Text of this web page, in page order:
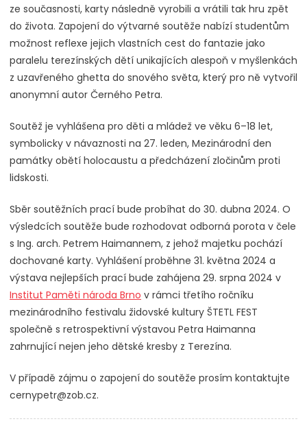
ze současnosti, karty následně vyrobili a vrátili tak hru zpět
do života. Zapojení do výtvarné soutěže nabízí studentům
možnost reflexe jejich vlastních cest do fantazie jako
paralelu terezínských dětí unikajících alespoň v myšlenkách
z uzavřeného ghetta do snového světa, který pro ně vytvořil
anonymní autor Černého Petra.
Soutěž je vyhlášena pro děti a mládež ve věku 6–18 let,
symbolicky v návaznosti na 27. leden, Mezinárodní den
památky obětí holocaustu a předcházení zločinům proti
lidskosti.
Sběr soutěžních prací bude probíhat do 30. dubna 2024. O
výsledcích soutěže bude rozhodovat odborná porota v čele
s Ing. arch. Petrem Haimannem, z jehož majetku pochází
dochované karty. Vyhlášení proběhne 31. května 2024 a
výstava nejlepších prací bude zahájena 29. srpna 2024 v
Institut Paměti národa Brno v rámci třetího ročníku
mezinárodního festivalu židovské kultury ŠTETL FEST
společně s retrospektivní výstavou Petra Haimanna
zahrnující nejen jeho dětské kresby z Terezína.
V případě zájmu o zapojení do soutěže prosím kontaktujte
cernypetr@zob.cz.